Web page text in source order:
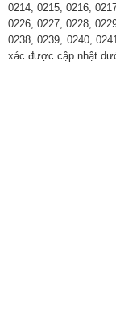
0214, 0215, 0216,
0226, 0227, 0228,
0238, 0239, 0240,
xác được cập nhật